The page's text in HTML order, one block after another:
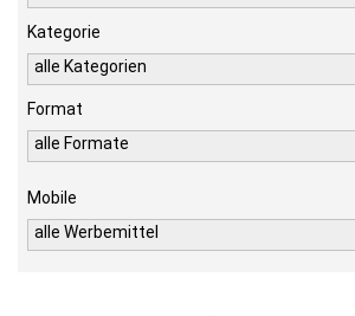
Kategorie
alle Kategorien
Format
alle Formate
Mobile
alle Werbemittel